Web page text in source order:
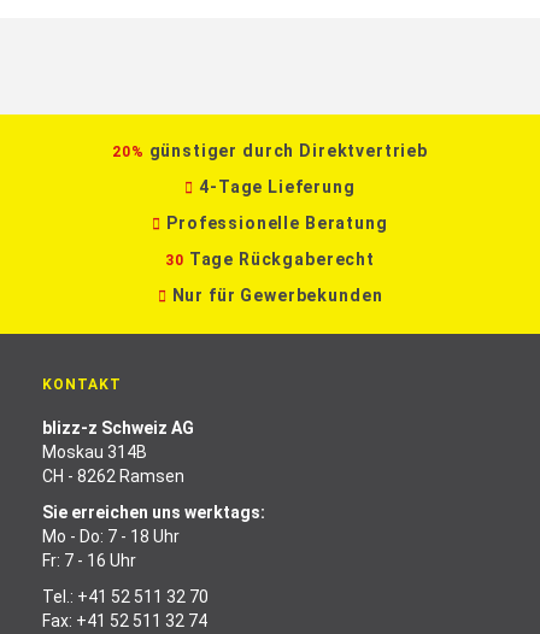
20% günstiger durch Direktvertrieb
4-Tage Lieferung
Professionelle Beratung
30 Tage Rückgaberecht
Nur für Gewerbekunden
KONTAKT
blizz-z Schweiz AG
Moskau 314B
CH - 8262 Ramsen
Sie erreichen uns werktags:
Mo - Do: 7 - 18 Uhr
Fr: 7 - 16 Uhr
Tel.: +41 52 511 32 70
Fax: +41 52 511 32 74